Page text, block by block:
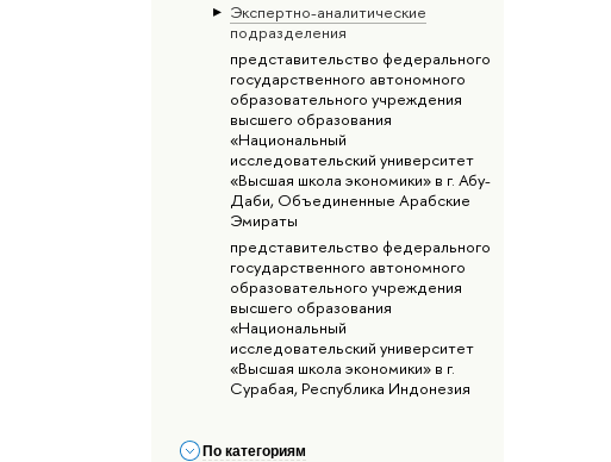
Экспертно-аналитические
подразделения
представительство федерального
государственного автономного
образовательного учреждения
высшего образования
«Национальный
исследовательский университет
«Высшая школа экономики» в г. Абу-
Даби, Объединенные Арабские
Эмираты
представительство федерального
государственного автономного
образовательного учреждения
высшего образования
«Национальный
исследовательский университет
«Высшая школа экономики» в г.
Сурабая, Республика Индонезия
По категориям